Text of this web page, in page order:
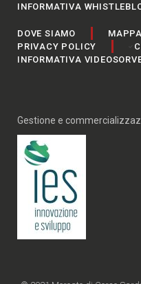
INFORMATIVA
DOVE SIAMO
PRIVACY POLICY
INFORMATIVA
Gestione e